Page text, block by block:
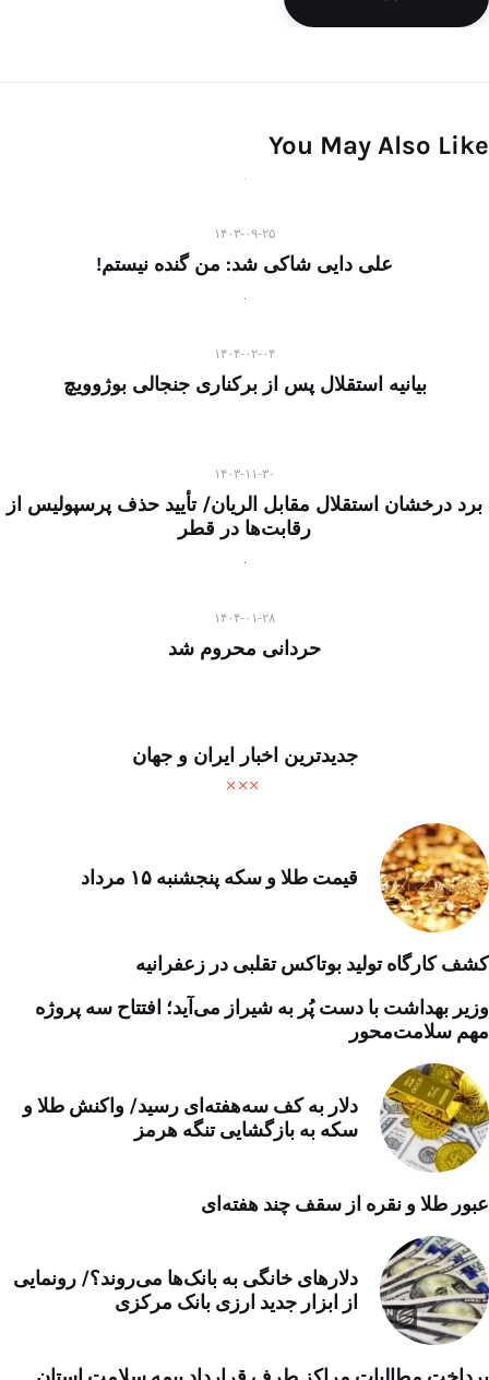
You May Also Like
۱۴۰۳-۰۹-۲۵
علی دایی شاکی شد: من گنده نیستم!
۱۴۰۴-۰۲-۰۴
بیانیه استقلال پس از برکناری جنجالی بوژوویچ
۱۴۰۳-۱۱-۳۰
برد درخشان استقلال مقابل الریان/ تأیید حذف پرسپولیس از
رقابت‌ها در قطر
۱۴۰۴-۰۱-۲۸
حردانی محروم شد
جدیدترین اخبار ایران و جهان
قیمت طلا و سکه پنجشنبه ۱۵ مرداد
کشف کارگاه تولید بوتاکس تقلبی در زعفرانیه
وزیر بهداشت با دست پُر به شیراز می‌آید؛ افتتاح سه پروژه
مهم سلامت‌محور
دلار به کف سه‌هفته‌ای رسید/ واکنش طلا و
سکه به بازگشایی تنگه هرمز
عبور طلا و نقره از سقف چند هفته‌ای
دلارهای خانگی به بانک‌ها می‌روند؟/ رونمایی
از ابزار جدید ارزی بانک مرکزی